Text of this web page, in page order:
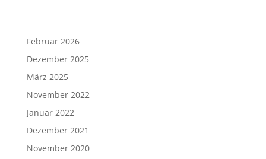
Februar 2026
Dezember 2025
März 2025
November 2022
Januar 2022
Dezember 2021
November 2020